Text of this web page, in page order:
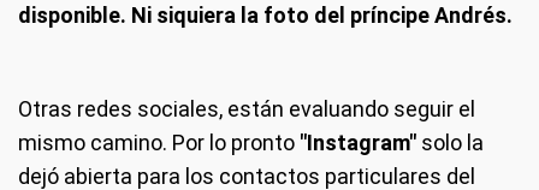
disponible. Ni siquiera la foto del príncipe Andrés.
Otras redes sociales, están evaluando seguir el
mismo camino. Por lo pronto "Instagram" solo la
dejó abierta para los contactos particulares del